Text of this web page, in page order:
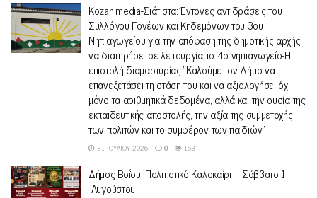
Kozanimedia-Σιάτιστα: Έντονες αντιδράσεις του
Συλλόγου Γονέων και Κηδεμόνων του 3ου
Νηπιαγωγείου για την απόφαση της δημοτικής αρχής
να διατηρήσει σε λειτουργία το 4ο νηπιαγωγείο-Η
επιστολή διαμαρτυρίας-“Καλούμε τον Δήμο να
επανεξετάσει τη στάση του και να αξιολογήσει όχι
μόνο τα αριθμητικά δεδομένα, αλλά και την ουσία της
εκπαιδευτικής αποστολής, την αξία της συμμετοχής
των πολιτών και το συμφέρον των παιδιών”
31 ΙΟΥΛΊΟΥ 2026 0 163
Δήμος Βοΐου: Πολιτιστικό Καλοκαίρι – Σάββατο 1
Αυγούστου